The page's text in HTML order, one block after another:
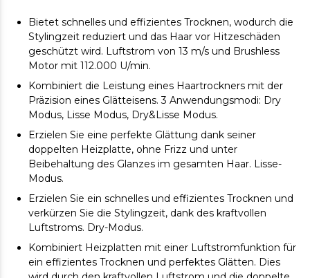
Bietet schnelles und effizientes Trocknen, wodurch die
Stylingzeit reduziert und das Haar vor Hitzeschäden
geschützt wird. Luftstrom von 13 m/s und Brushless
Motor mit 112.000 U/min.
Kombiniert die Leistung eines Haartrockners mit der
Präzision eines Glätteisens. 3 Anwendungsmodi: Dry
Modus, Lisse Modus, Dry&Lisse Modus.
Erzielen Sie eine perfekte Glättung dank seiner
doppelten Heizplatte, ohne Frizz und unter
Beibehaltung des Glanzes im gesamten Haar. Lisse-
Modus.
Erzielen Sie ein schnelles und effizientes Trocknen und
verkürzen Sie die Stylingzeit, dank des kraftvollen
Luftstroms. Dry-Modus.
Kombiniert Heizplatten mit einer Luftstromfunktion für
ein effizientes Trocknen und perfektes Glätten. Dies